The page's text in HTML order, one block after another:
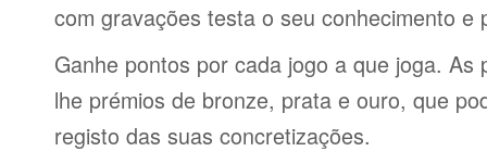
com gravações testa o seu conhecimento e
Ganhe pontos por cada jogo a que joga. As
lhe prémios de bronze, prata e ouro, que
registo das suas concretizações.